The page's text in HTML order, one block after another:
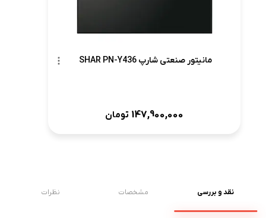
مانیتور صنعتی شارپ SHAR PN-Y436
147,900,000 تومان
نقد و بررسی مشخصات نظرات